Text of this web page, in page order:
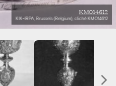
KM014612
KIK-IRPA, Brussels (Belgium), cliché KM014612